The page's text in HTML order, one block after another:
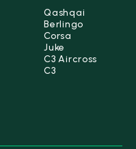
Qashqai
Berlingo
Corsa
Juke
C3 Aircross
C3